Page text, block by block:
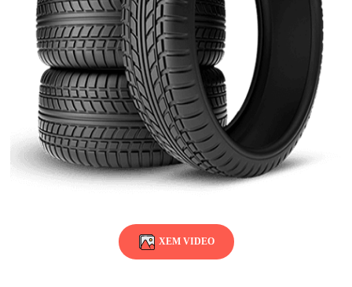
XEM VIDEO